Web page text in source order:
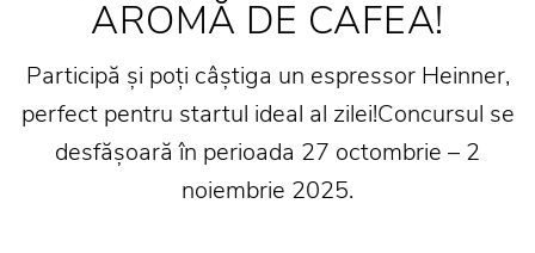
AROMĂ DE CAFEA!
Participă și poți câștiga un espressor Heinner,
perfect pentru startul ideal al zilei!Concursul se
desfășoară în perioada 27 octombrie – 2
noiembrie 2025.